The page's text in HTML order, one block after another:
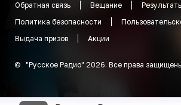
Обратная связь
Вещание
Политика безопасности
Выдача призов
Акции
© "Русское Радио" 2026. Все права